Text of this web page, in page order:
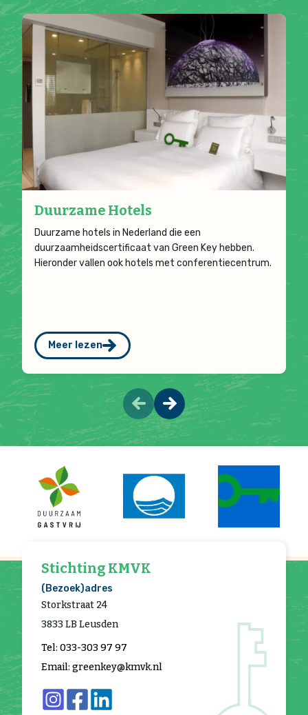
Duurzame Hotels
Duurzame hotels in Nederland die een
duurzaamheidscertificaat van Green Key hebben.
Hieronder vallen ook hotels met conferentiecentrum.
Meer lezen
Stichting KMVK
(Bezoek)adres
Storkstraat 24
3833 LB Leusden
Tel: 033-303 97 97
Email: greenkey@kmvk.nl